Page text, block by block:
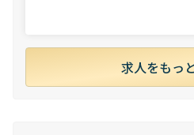
求人をもっ